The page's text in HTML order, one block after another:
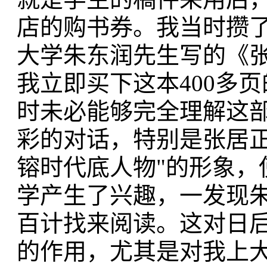
店的购书券。我当时攒
大学朱东润先生写的《
我立即买下这本400多
时未必能够完全理解这
彩的对话，特别是张居
镕时代底人物"的形象
学产生了兴趣，一发现
百计找来阅读。这对日
的作用，尤其是对我上